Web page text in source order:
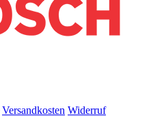
Versandkosten Widerruf